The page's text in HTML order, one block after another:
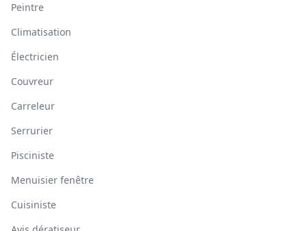
Peintre
Climatisation
Électricien
Couvreur
Carreleur
Serrurier
Pisciniste
Menuisier fenêtre
Cuisiniste